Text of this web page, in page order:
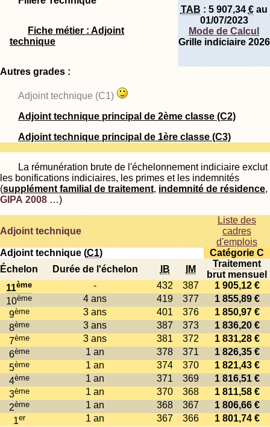
Fiche métier : Adjoint
technique
TAB : 5 907,34 €au
01/07/2023
Mode de Calcul
Grille indiciaire 2026
Autres grades :
Adjoint technique (C1)
Adjoint technique principal de 2ème classe (C2)
Adjoint technique principal de 1ère classe (C3)
La rémunération brute de l'échelonnement indiciaire exclut
les bonifications indiciaires, les primes et les indemnités
(supplément familial de traitement, indemnité de résidence,
GIPA 2008 …)
Adjoint technique
Liste des
cadres
d'emplois
Adjoint technique (C1)
Catégorie C
Échelon
Durée de l'échelon IB IM
Traitement
brut mensuel
11ème - 432 387
1 905,12 €
10ème 4 ans 419 377
1 855,89 €
9ème 3 ans 401 376
1 850,97 €
8ème 3 ans 387 373
1 836,20 €
7ème 3 ans 381 372
1 831,28 €
6ème 1 an 378 371
1 826,35 €
5ème 1 an 374 370
1 821,43 €
4ème 1 an 371 369
1 816,51 €
3ème 1 an 370 368
1 811,58 €
2ème 1 an 368 367
1 806,66 €
1er 1 an 367 366 1 801,74 €